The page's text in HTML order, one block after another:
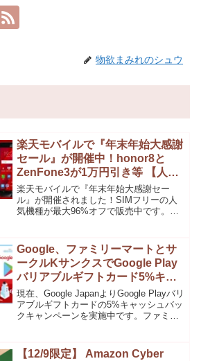
物欲まみれのシュウ
楽天モバイルで『年末年始大感謝
セール』が開催中！honor8と
ZenFone3が1万円引き等 【人気
機種が最大96% OFF】
楽天モバイルで『年末年始大感謝セー
ル』が開催されました！SIMフリーの人
気機種が最大96%オフで販売中です。こ
ル】キャンペーン開催期間2016年12月8
日(木)10:00...
Google、ファミリーマートとサ
ークルKサンクスでGoogle Play
バリアブルギフトカード5%キャ
ッシュバックキャンペーンを実施
中
現在、Google JapanよりGoogle Playバリ
アブルギフトカードの5%キャッシュバッ
クキャンペーンを実施中です。ファミリ
ルギフトカー...
【12/9限定】 Amazon Cyber